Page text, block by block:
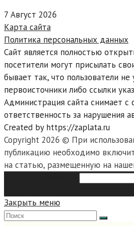
7 Август 2026
Карта сайта
Политика персональных данных
Сайт является полностью
посетители могут присылать
бывает так, что пользователи
первоисточники либо ссылки
Администрация сайта снимает с
ответственность за нарушения
Created by https://zaplata.ru
Copyright 2026 © При
публикацию необходимо
на статью, размещенную на
Закрыть меню